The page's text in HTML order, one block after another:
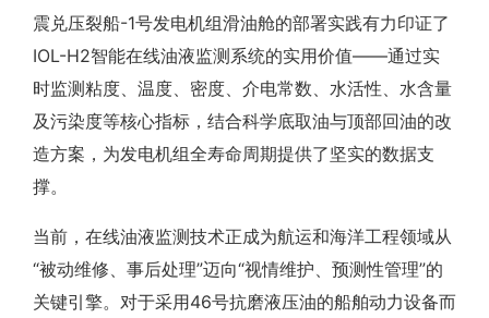
震兑压裂船-1号发电机组滑油舱的部署实践有力印证了
IOL-H2智能在线油液监测系统的实用价值——通过实
时监测粘度、温度、密度、介电常数、水活性、水含量
及污染度等核心指标，结合科学底取油与顶部回油的改
造方案，为发电机组全寿命周期提供了坚实的数据支
撑。
当前，在线油液监测技术正成为航运和海洋工程领域从
“被动维修、事后处理”迈向“视情维护、预测性管理”的
关键引擎。对于采用46号抗磨液压油的船舶动力设备而